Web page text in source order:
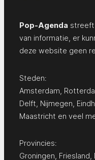
Pop-Agenda streeft
van informatie, er
deze website geen
Steden:
Amsterdam
Delft Nijmegen
Maastricht en veel
Provincies:
Groningen, Friesland,